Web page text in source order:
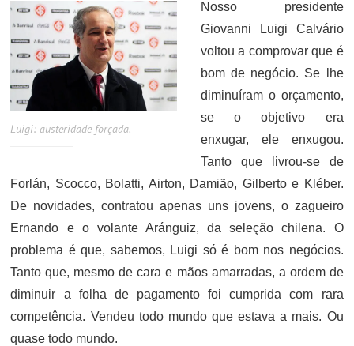
Luigi: austeridade forçada.
Nosso presidente
Giovanni Luigi Calvário
voltou a comprovar que é
bom de negócio. Se lhe
diminuíram o orçamento,
se o objetivo era
enxugar, ele enxugou.
Tanto que livrou-se de
Forlán, Scocco, Bolatti, Airton, Damião, Gilberto e Kléber.
De novidades, contratou apenas uns jovens, o zagueiro
Ernando e o volante Aránguiz, da seleção chilena. O
problema é que, sabemos, Luigi só é bom nos negócios.
Tanto que, mesmo de cara e mãos amarradas, a ordem de
diminuir a folha de pagamento foi cumprida com rara
competência. Vendeu todo mundo que estava a mais. Ou
quase todo mundo.